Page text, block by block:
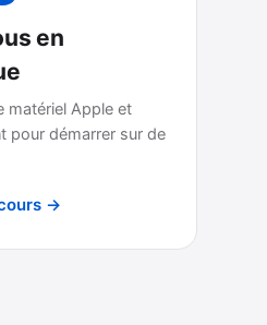
en
matériel Apple et
pour démarrer sur de
→